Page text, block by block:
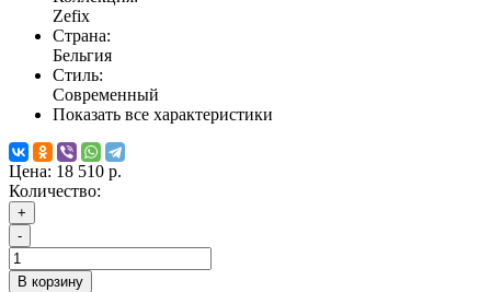
Zefix
Страна:
Бельгия
Стиль:
Современный
Показать все характеристики
Цена: 18 510 р.
Количество:
+
-
В корзину